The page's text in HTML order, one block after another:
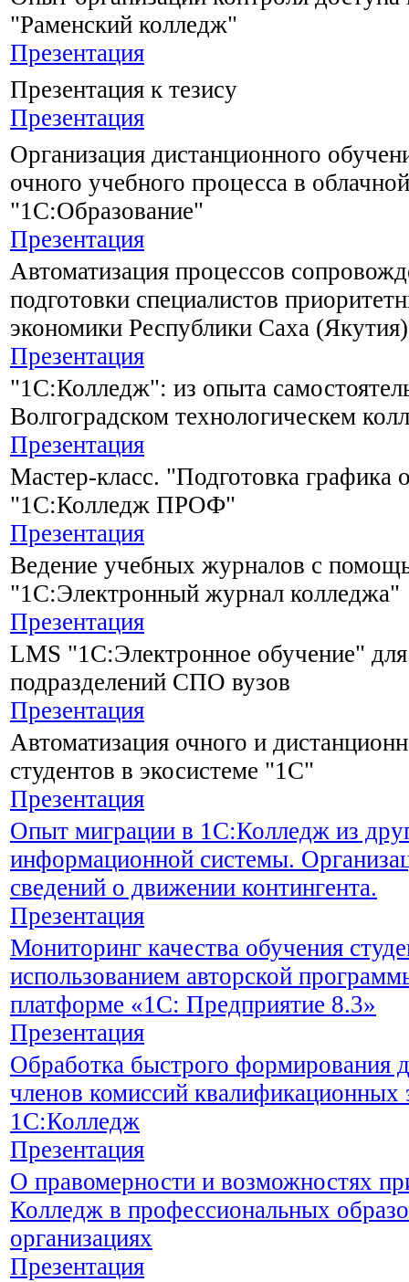
"Раменский колледж"
Презентация
Презентация к тезису
Презентация
Организация дистанционного
очного учебного процесса в
"1С:Образование"
Презентация
Автоматизация процессов
подготовки специалистов
экономики Республики Саха (Якутия)
Презентация
"1С:Колледж": из опыта
Волгоградском технологическем
Презентация
Мастер-класс. "Подготовка графика
"1С:Колледж ПРОФ"
Презентация
Ведение учебных журналов с
"1С:Электронный журнал колледжа"
Презентация
LMS "1С:Электронное обучение"
подразделений СПО вузов
Презентация
Автоматизация очного и
студентов в экосистеме "1С"
Презентация
Опыт миграции в 1С:Колледж из
информационной системы.
сведений о движении контингента.
Презентация
Мониторинг качества обучения
использованием авторской
платформе «1С: Предприятие 8.3»
Презентация
Обработка быстрого формирования
членов комиссий
1С:Колледж
Презентация
О правомерности и возможностях
Колледж в профессиональных
организациях
Презентация